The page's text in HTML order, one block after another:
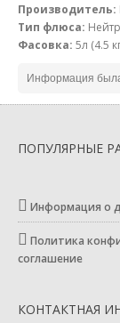
Производитель:
Тип флюса:
Фасовка: 5л (4.5
Информация
ПОПУЛЯРНЫЕ
Информация о
Политика
соглашение
КОНТАКТНАЯ